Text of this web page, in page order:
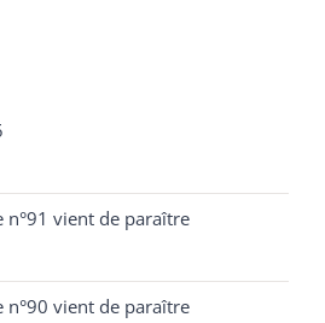
n°91 vient de paraître
n°90 vient de paraître